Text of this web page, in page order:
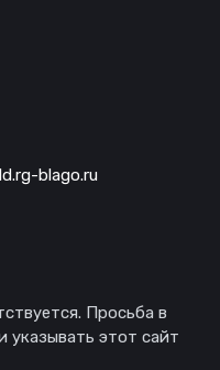
blago.ru
Просьба в
указывать этот сайт